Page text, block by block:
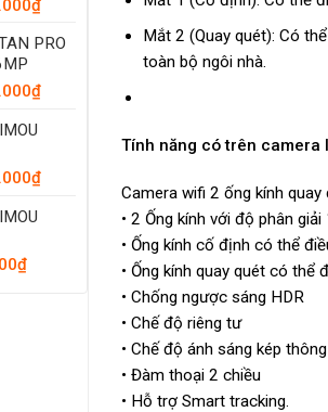
₫Khoảng
từ
đến
PRO
₫Khoảng
đến
1.530.000₫
₫Khoảng
1.255.000₫
₫Khoảng
Mắt 2 (Quay quét): Có
toàn bộ ngôi nhà.
Tính năng có trên camera
Camera wifi 2 ống kính
• 2 Ống kính với độ phân
• Ống kính cố định có thể
• Ống kính quay quét có
• Chống ngược sáng HDR
• Chế độ riêng tư
• Chế độ ánh sáng kép
• Đàm thoại 2 chiều
• Hỗ trợ Smart tracking.